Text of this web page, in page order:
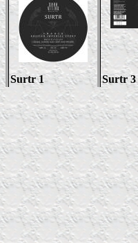
Surtr 1 Surtr 3